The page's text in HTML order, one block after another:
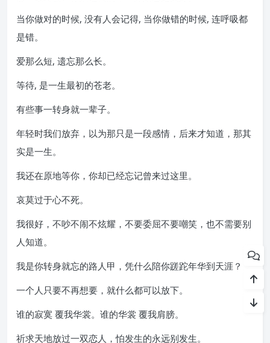
当你做对的时候, 没有人会记得, 当你做错的时候, 连呼吸都
是错。
爱那么短, 遗忘那么长。
等待, 是一生最初的苍老。
有些事一转身就一辈子。
年轻时我们放弃，以为那只是一段感情，后来才知道，那其
实是一生。
我还在原地等你，你却已经忘记曾来过这里。
哀莫过于心不死。
我很好，不吵不闹不炫耀，不要委屈不要嘲笑，也不需要别
人知道。
我是你转身就忘的路人甲，凭什么陪你蹉跎年华到天涯？
一个人只要不再想要，就什么都可以放下。
谁的寂寞 覆我华裳。谁的华裳 覆我肩膀。
祈求天地放过一双恋人，怕发生的永远别发生。